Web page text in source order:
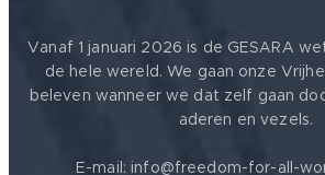
Vanaf 1 januari 2026 is de GESARA
de hele wereld. We gaan onze
beleven wanneer we dat zelf gaan
aderen en vezels.
E-mail: info@freedom-for-all-